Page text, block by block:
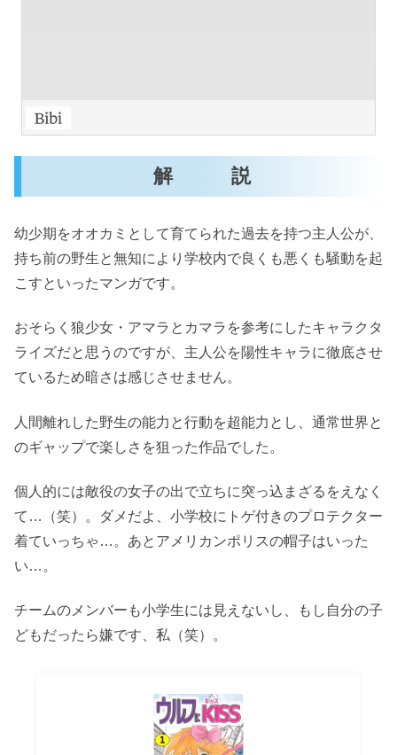
解 説
幼少期をオオカミとして育てられた過去を持つ主人公が、
持ち前の野生と無知により学校内で良くも悪くも騒動を起
こすといったマンガです。
おそらく狼少女・アマラとカマラを参考にしたキャラクタ
ライズだと思うのですが、主人公を陽性キャラに徹底させ
ているため暗さは感じさせません。
人間離れした野生の能力と行動を超能力とし、通常世界と
のギャップで楽しさを狙った作品でした。
個人的には敵役の女子の出で立ちに突っ込まざるをえなく
て…（笑）。ダメだよ、小学校にトゲ付きのプロテクター
着ていっちゃ…。あとアメリカンポリスの帽子はいった
い…。
チームのメンバーも小学生には見えないし、もし自分の子
どもだったら嫌です、私（笑）。